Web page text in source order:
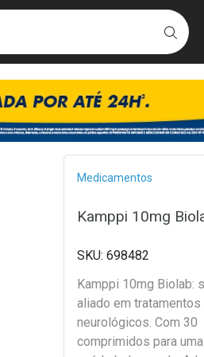
Breadcrumb
Medicamentos
Kamppi 10mg
698482
Kamppi 10mg Biolab:
aliado em tratamentos
neurológicos. Com 30
comprimidos para uma